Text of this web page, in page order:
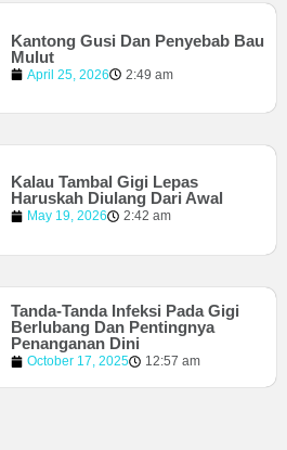
Kantong Gusi Dan Penyebab Bau
Mulut
April 25, 2026 2:49 am
Kalau Tambal Gigi Lepas
Haruskah Diulang Dari Awal
May 19, 2026 2:42 am
Tanda-Tanda Infeksi Pada Gigi
Berlubang Dan Pentingnya
Penanganan Dini
October 17, 2025 12:57 am